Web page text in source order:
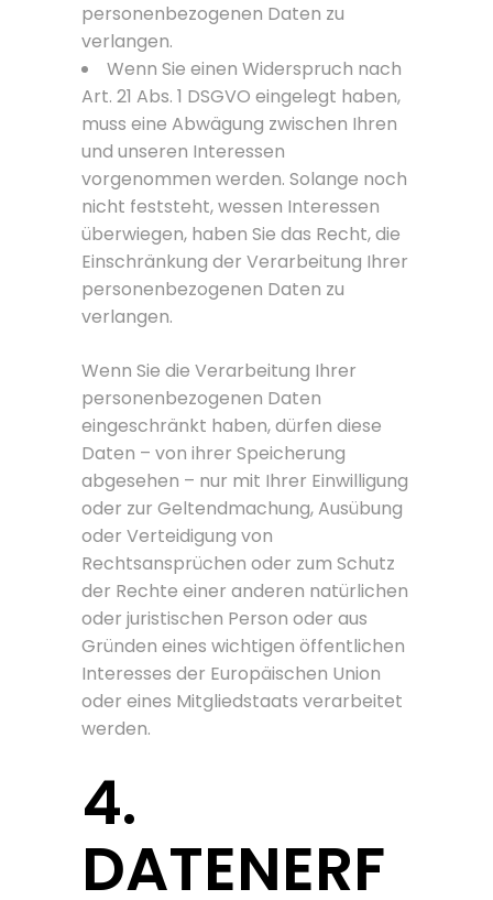
personenbezogenen Daten zu
verlangen.
Wenn Sie einen Widerspruch nach
Art. 21 Abs. 1 DSGVO eingelegt haben,
muss eine Abwägung zwischen Ihren
und unseren Interessen
vorgenommen werden. Solange noch
nicht feststeht, wessen Interessen
überwiegen, haben Sie das Recht, die
Einschränkung der Verarbeitung Ihrer
personenbezogenen Daten zu
verlangen.
Wenn Sie die Verarbeitung Ihrer
personenbezogenen Daten
eingeschränkt haben, dürfen diese
Daten – von ihrer Speicherung
abgesehen – nur mit Ihrer Einwilligung
oder zur Geltendmachung, Ausübung
oder Verteidigung von
Rechtsansprüchen oder zum Schutz
der Rechte einer anderen natürlichen
oder juristischen Person oder aus
Gründen eines wichtigen öffentlichen
Interesses der Europäischen Union
oder eines Mitgliedstaats verarbeitet
werden.
4.
DATENERF